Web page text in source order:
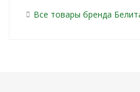
Все товары бренда